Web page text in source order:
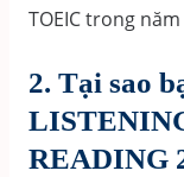
TOEIC trong
2. Tại sao
READING